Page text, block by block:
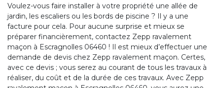
Voulez-vous faire installer à votre propriété une allée de
jardin, les escaliers ou les bords de piscine ? Il y a une
facture pour cela. Pour aucune surprise et mieux se
préparer financièrement, contactez Zepp ravalement
maçon à Escragnolles 06460 ! Il est mieux d’effectuer une
demande de devis chez Zepp ravalement maçon. Certes,
avec ce devis ; vous serez au courant de tous les travaux à
réaliser, du coût et de la durée de ces travaux. Avec Zepp